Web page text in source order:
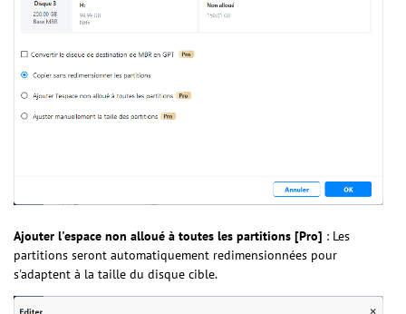
Ajouter l'espace non alloué à toutes les partitions [Pro] : Les
partitions seront automatiquement redimensionnées pour
s'adaptent à la taille du disque cible.